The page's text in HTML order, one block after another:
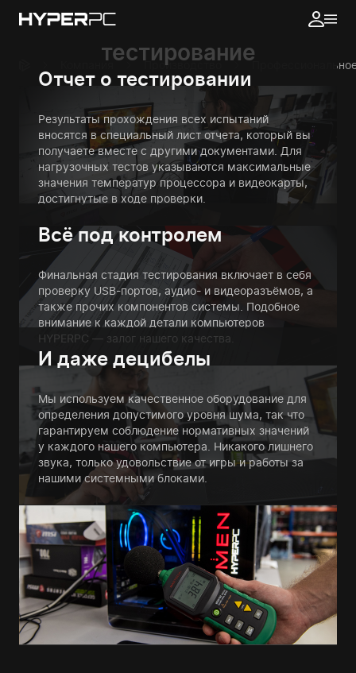
Компания Производство
Профессиональное
тестирование
Отчет о тестировании
Результаты прохождения всех испытаний
вносятся в специальный лист отчета, который вы
получаете вместе с другими документами. Для
нагрузочных тестов указываются максимальные
значения температур процессора и видеокарты,
достигнутые в ходе проверки.
Всё под контролем
Финальная стадия тестирования включает в себя
проверку USB-портов, аудио- и видеоразъёмов, а
также прочих компонентов системы. Подобное
внимание к каждой детали компьютеров
HYPERPC — залог нашего качества.
И даже децибелы
Мы используем качественное оборудование для
определения допустимого уровня шума, так что
гарантируем соблюдение нормативных значений
у каждого нашего компьютера. Никакого лишнего
звука, только удовольствие от игры и работы за
нашими системными блоками.